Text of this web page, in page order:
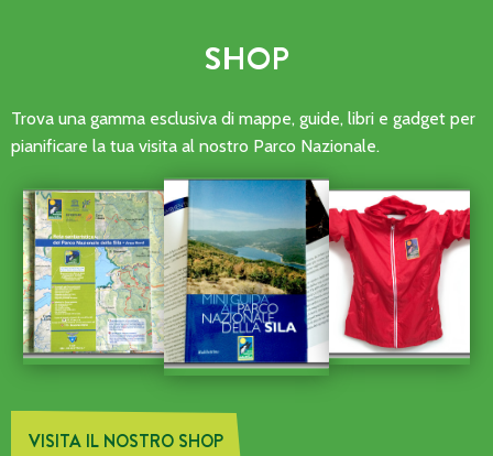
SHOP
Trova una gamma esclusiva di mappe, guide, libri e gadget per
pianificare la tua visita al nostro Parco Nazionale.
VISITA IL NOSTRO SHOP